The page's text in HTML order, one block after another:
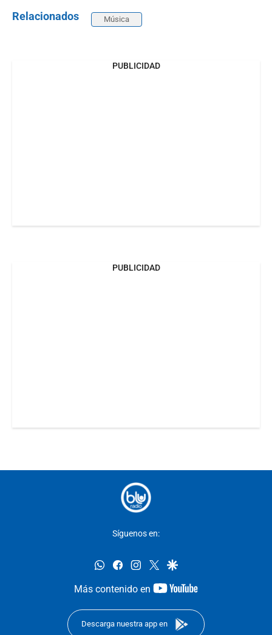
Relacionados Música
PUBLICIDAD
PUBLICIDAD
Síguenos en:
whatsappfacebookinstagram
twittergoogle
Más contenido en
youtube-
Descarga nuestra app en